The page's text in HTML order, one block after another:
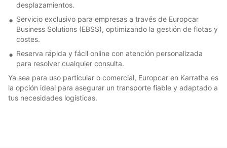
desplazamientos.
Servicio exclusivo para empresas a través de Europcar
Business Solutions (EBSS), optimizando la gestión de flotas y
costes.
Reserva rápida y fácil online con atención personalizada
para resolver cualquier consulta.
Ya sea para uso particular o comercial, Europcar en Karratha es
la opción ideal para asegurar un transporte fiable y adaptado a
tus necesidades logísticas.